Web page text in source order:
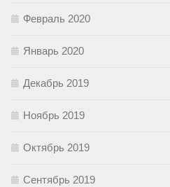
Февраль 2020
Январь 2020
Декабрь 2019
Ноябрь 2019
Октябрь 2019
Сентябрь 2019